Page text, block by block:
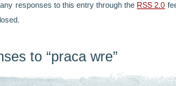
responses to this entry through the RSS 2.0
to “praca wre”